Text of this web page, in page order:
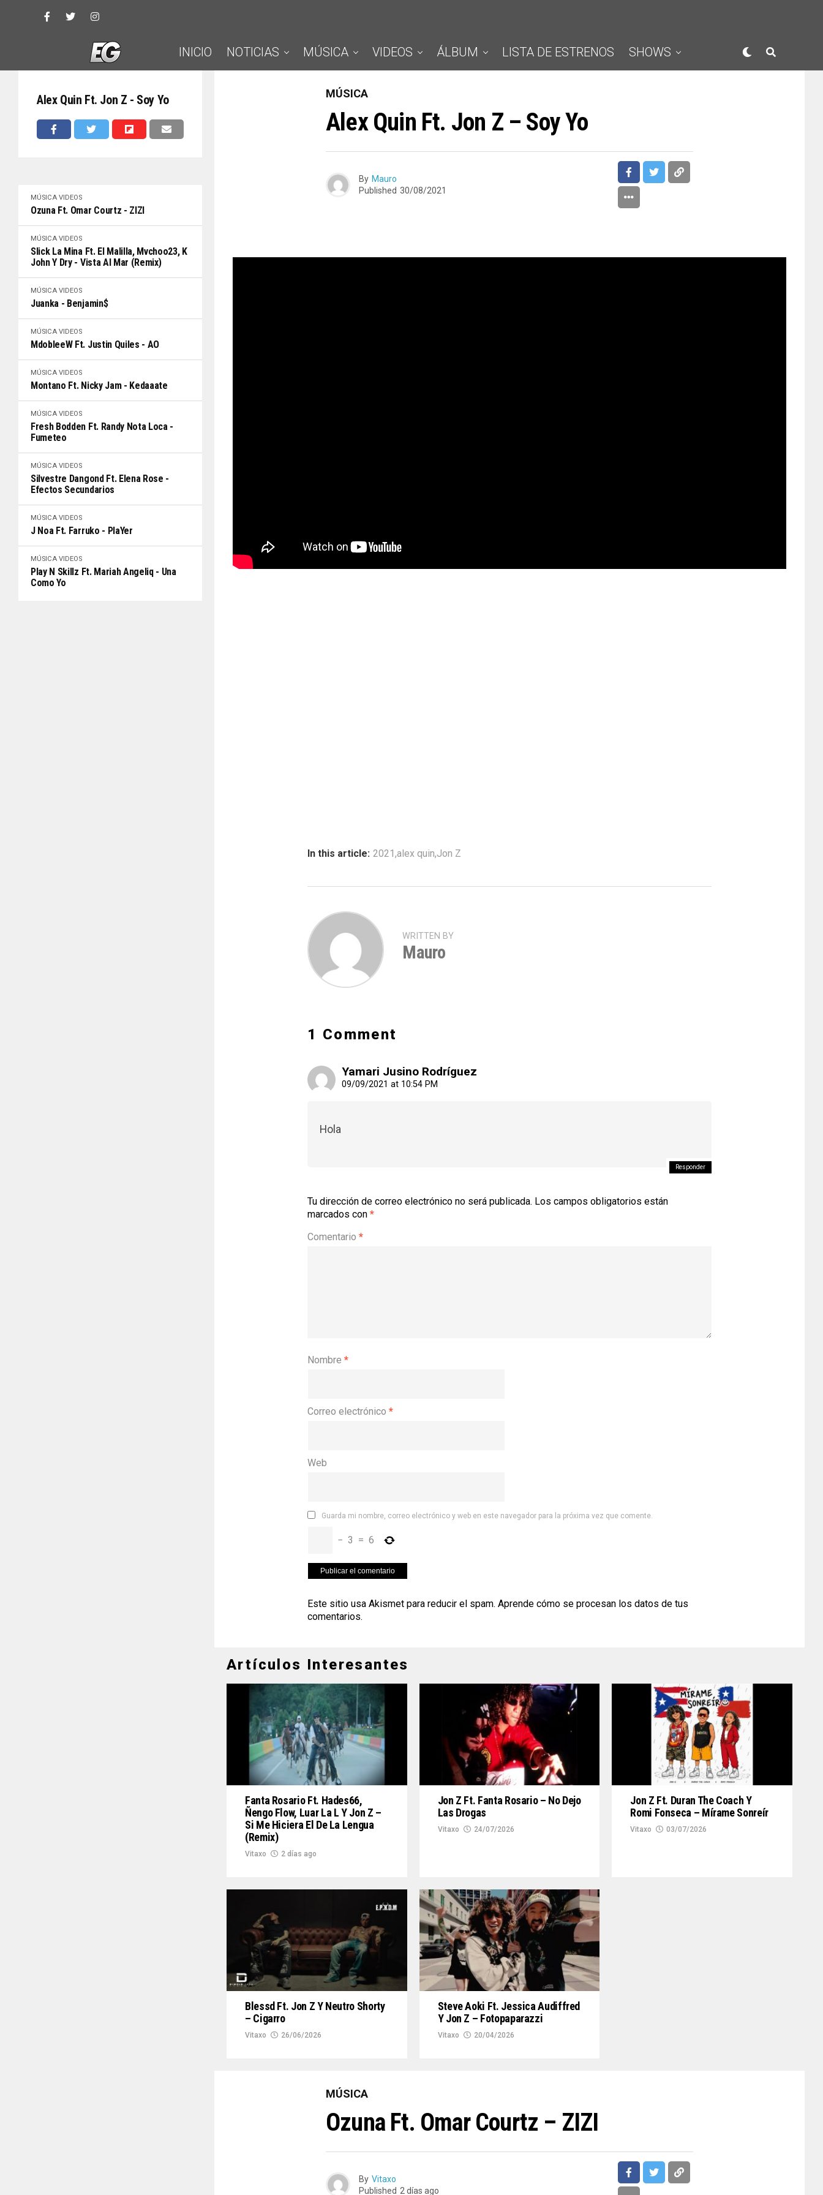
INICIO NOTICIAS MÚSICA VIDEOS ÁLBUM LISTA DE ESTRENOS SHOWS
Alex Quin Ft. Jon Z - Soy Yo
MÚSICA VIDEOS
Ozuna Ft. Omar Courtz - ZIZI
MÚSICA VIDEOS
Slick La Mina Ft. El Malilla, Mvchoo23, K
John Y Dry - Vista Al Mar (Remix)
MÚSICA VIDEOS
Juanka - Benjamin$
MÚSICA VIDEOS
MdobleeW Ft. Justin Quiles - AO
MÚSICA VIDEOS
Montano Ft. Nicky Jam - Kedaaate
MÚSICA VIDEOS
Fresh Bodden Ft. Randy Nota Loca -
Fumeteo
MÚSICA VIDEOS
Silvestre Dangond Ft. Elena Rose -
Efectos Secundarios
MÚSICA VIDEOS
J Noa Ft. Farruko - PlaYer
MÚSICA VIDEOS
Play N Skillz Ft. Mariah Angeliq - Una
Como Yo
MÚSICA
Alex Quin Ft. Jon Z – Soy Yo
By Mauro
Published 30/08/2021
In this article: 2021,alex quin,Jon Z
WRITTEN BY
Mauro
1 Comment
Yamari Jusino Rodríguez
09/09/2021 at 10:54 PM
Hola
Responder
Tu dirección de correo electrónico no será publicada. Los campos obligatorios están
marcados con *
Comentario *
Nombre *
Correo electrónico *
Web
Guarda mi nombre, correo electrónico y web en este navegador para la próxima vez que comente.
− 3 = 6
Este sitio usa Akismet para reducir el spam. Aprende cómo se procesan los datos de tus
comentarios.
Artículos Interesantes
Fanta Rosario Ft. Hades66,
Ñengo Flow, Luar La L Y Jon Z –
Si Me Hiciera El De La Lengua
(Remix)
Vitaxo 2 días ago
Jon Z Ft. Fanta Rosario – No Dejo
Las Drogas
Vitaxo 24/07/2026
Jon Z Ft. Duran The Coach Y
Romi Fonseca – Mírame Sonreír
Vitaxo 03/07/2026
Blessd Ft. Jon Z Y Neutro Shorty
– Cigarro
Vitaxo 26/06/2026
Steve Aoki Ft. Jessica Audiffred
Y Jon Z – Fotopaparazzi
Vitaxo 20/04/2026
MÚSICA
Ozuna Ft. Omar Courtz – ZIZI
By Vitaxo
Published 2 días ago